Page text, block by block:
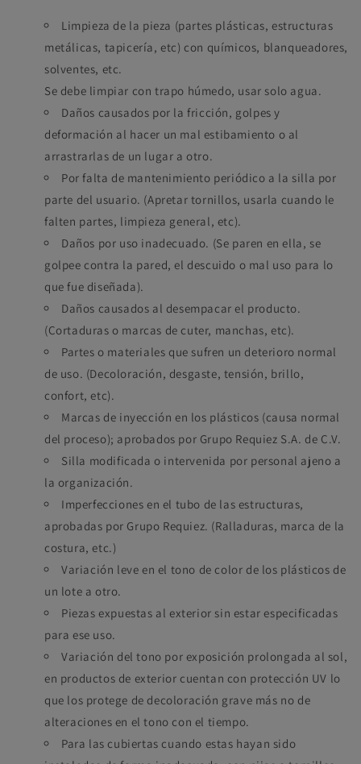
Limpieza de la pieza (partes plásticas, estructuras
metálicas, tapicería, etc) con químicos, blanqueadores,
solventes, etc.
Se debe limpiar con trapo húmedo, usar solo agua.
Daños causados por la fricción, golpes y
deformación al hacer un mal estibamiento o al
arrastrarlas de un lugar a otro.
Por falta de mantenimiento periódico a la silla por
parte del usuario. (Apretar tornillos, usarla cuando le
falten partes, limpieza general, etc).
Daños por uso inadecuado. (Se paren en ella, se
golpee contra la pared, el descuido o mal uso para lo
que fue diseñada).
Daños causados al desempacar el producto.
(Cortaduras o marcas de cuter, manchas, etc).
Partes o materiales que sufren un deterioro normal
de uso. (Decoloración, desgaste, tensión, brillo,
confort, etc).
Marcas de inyección en los plásticos (causa normal
del proceso); aprobados por Grupo Requiez S.A. de C.V.
Silla modificada o intervenida por personal ajeno a
la organización.
Imperfecciones en el tubo de las estructuras,
aprobadas por Grupo Requiez. (Ralladuras, marca de la
costura, etc.)
Variación leve en el tono de color de los plásticos de
un lote a otro.
Piezas expuestas al exterior sin estar especificadas
para ese uso.
Variación del tono por exposición prolongada al sol,
en productos de exterior cuentan con protección UV lo
que los protege de decoloración grave más no de
alteraciones en el tono con el tiempo.
Para las cubiertas cuando estas hayan sido